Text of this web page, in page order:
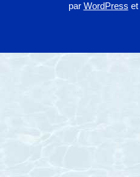
par WordPress et